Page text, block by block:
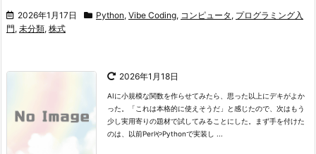
2026年1月17日 Python, Vibe Coding, コンピュータ , プログラミング入
門, 未分類, 株式
2026年1月18日
AIに小規模な関数を作らせてみたら、思った以上にデキがよか
った。
「これは本格的に使えそうだ」と感じたので、次はもう
少し実用寄りの題材で試してみることにした。
まず手を付けた
のは、以前PerlやPythonで実装し ...